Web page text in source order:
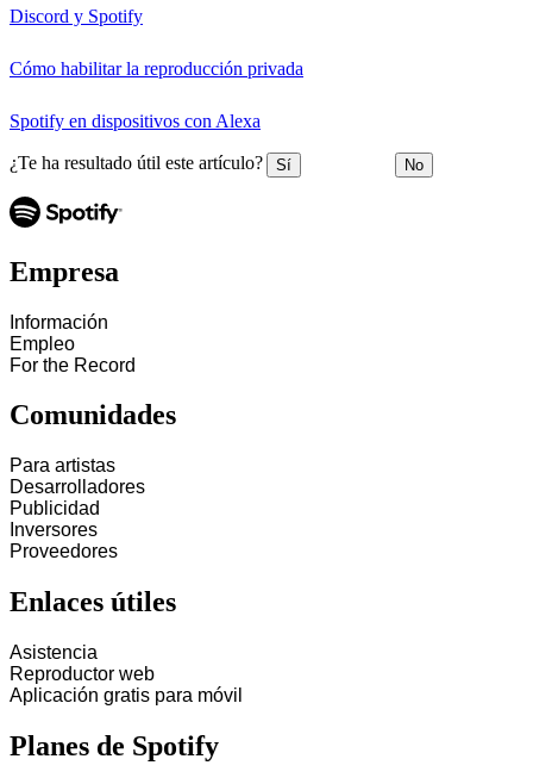
Discord y Spotify
Cómo habilitar la reproducción privada
Spotify en dispositivos con Alexa
¿Te ha resultado útil este artículo? Sí No
Empresa
Información
Empleo
For the Record
Comunidades
Para artistas
Desarrolladores
Publicidad
Inversores
Proveedores
Enlaces útiles
Asistencia
Reproductor web
Aplicación gratis para móvil
Planes de Spotify